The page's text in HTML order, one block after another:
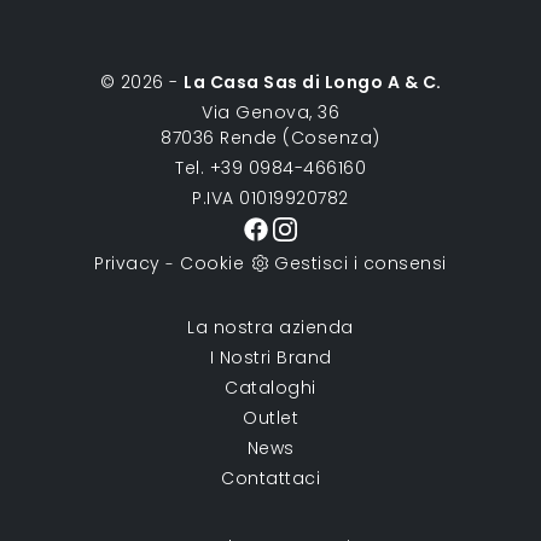
© 2026 - La Casa Sas di Longo A & C.
Via Genova, 36
87036 Rende (Cosenza)
Tel. +39 0984-466160
P.IVA 01019920782
Privacy - Cookie Gestisci i consensi
La nostra azienda
I Nostri Brand
Cataloghi
Outlet
News
Contattaci